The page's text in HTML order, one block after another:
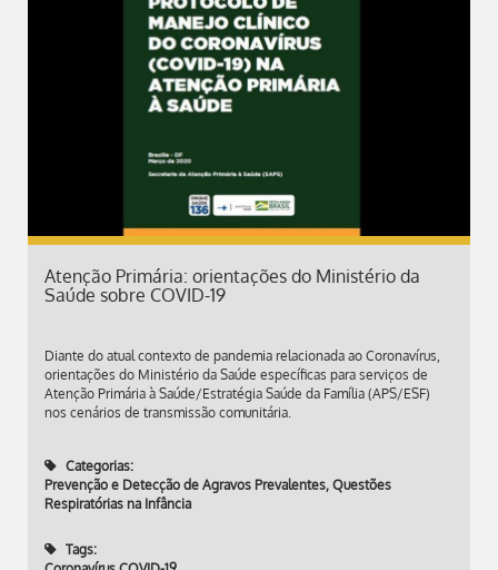
Atenção Primária: orientações do Ministério da
Saúde sobre COVID-19
Diante do atual contexto de pandemia relacionada ao Coronavírus,
orientações do Ministério da Saúde específicas para serviços de
Atenção Primária à Saúde/Estratégia Saúde da Família (APS/ESF)
nos cenários de transmissão comunitária.
Categorias:
Prevenção e Detecção de Agravos Prevalentes, Questões
Respiratórias na Infância
Tags: